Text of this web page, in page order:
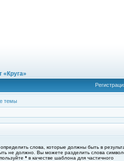
«Круга»
темы
определить слова, которые должны быть в
не должно. Вы можете разделить слова
* в качестве шаблона для частичного